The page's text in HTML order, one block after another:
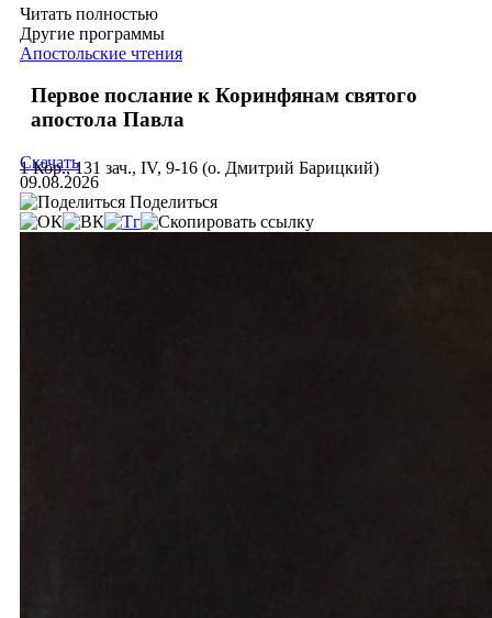
Читать полностью
Другие программы
Апостольские чтения
Первое послание к Коринфянам святого
апостола Павла
1 Кор., 131 зач., IV, 9-16 (о. Дмитрий Барицкий)
Скачать
09.08.2026
Поделиться